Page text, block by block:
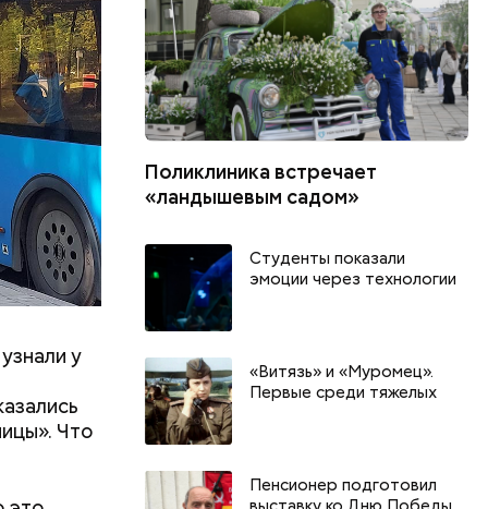
у
Что
Поликлиника встречает
«ландышевым садом»
Студенты показали
эмоции через технологии
«Витязь» и «Муромец».
Первые среди тяжелых
Пенсионер подготовил